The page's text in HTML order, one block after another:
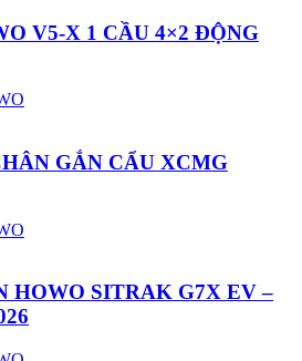
V5-X 1 CẦU 4×2 ĐỘNG
GẮN CẨU XCMG
HOWO SITRAK G7X EV –